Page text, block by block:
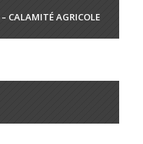
CALAMITÉ AGRICOLE